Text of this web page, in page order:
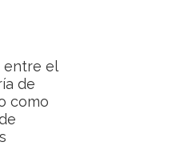
entre el
de
como